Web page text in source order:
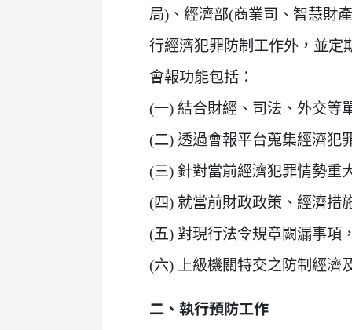
局)、經濟部(商業司、智慧財
行經濟犯罪防制工作外，並定
會報功能包括：
(一) 結合財經、司法、外交等
(二) 透過會報平台蒐集經濟犯
(三) 針對當前經濟犯罪情勢重
(四) 就當前財政政策、經濟措
(五) 對現行法令規章闕漏事項
(六) 上級機關特交之防制經濟
二、執行預防工作